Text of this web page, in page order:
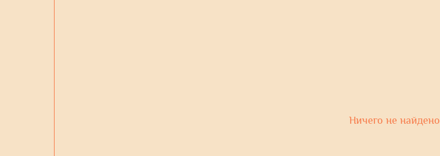
Ничего не найдено